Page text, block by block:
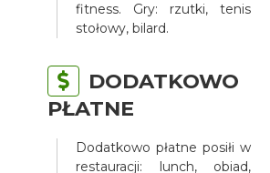
fitness. Gry: rzutki, tenis
stołowy, bilard.
DODATKOWO
PŁATNE
Dodatkowo płatne posiłi w
restauracji: lunch, obiad,